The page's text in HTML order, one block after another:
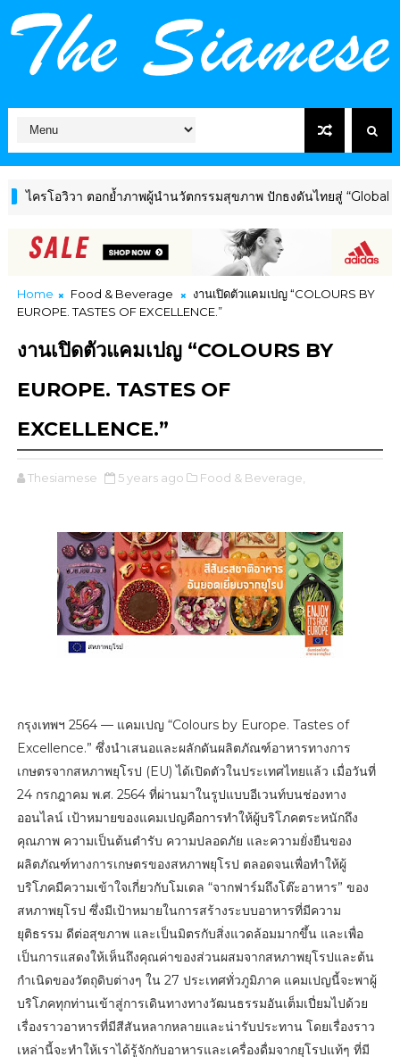
โอวิวา ตอกย้ำภาพผู้นำนวัตกรรมสุขภาพ ปักธงดันไทยสู่ “Global
Home Food & Beverage
งานเปิดตัวแคมเปญ “COLOURS BY
EUROPE. TASTES OF EXCELLENCE.”
งานเปิดตัวแคมเปญ “COLOURS BY
EUROPE. TASTES OF
EXCELLENCE.”
Thesiamese 5 years ago Food & Beverage,
กรุงเทพฯ 2564 — แคมเปญ “Colours by Europe. Tastes of
Excellence.” ซึ่งนำเสนอและผลักดันผลิตภัณฑ์อาหารทางการ
เกษตรจากสหภาพยุโรป (EU) ได้เปิดตัวในประเทศไทยแล้ว เมื่อวันที่
24 กรกฎาคม พ.ศ. 2564 ที่ผ่านมาในรูปแบบอีเวนท์บนช่องทาง
ออนไลน์ เป้าหมายของแคมเปญคือการทำให้ผู้บริโภคตระหนักถึง
คุณภาพ ความเป็นต้นตำรับ ความปลอดภัย และความยั่งยืนของ
ผลิตภัณฑ์ทางการเกษตรของสหภาพยุโรป ตลอดจนเพื่อทำให้ผู้
บริโภคมีความเข้าใจเกี่ยวกับโมเดล “จากฟาร์มถึงโต๊ะอาหาร” ของ
สหภาพยุโรป ซึ่งมีเป้าหมายในการสร้างระบบอาหารที่มีความ
ยุติธรรม ดีต่อสุขภาพ และเป็นมิตรกับสิ่งแวดล้อมมากขึ้น และเพื่อ
เป็นการแสดงให้เห็นถึงคุณค่าของส่วนผสมจากสหภาพยุโรปและต้น
กำเนิดของวัตถุดิบต่างๆ ใน 27 ประเทศทั่วภูมิภาค แคมเปญนี้จะพาผู้
บริโภคทุกท่านเข้าสู่การเดินทางทางวัฒนธรรมอันเต็มเปี่ยมไปด้วย
เรื่องราวอาหารที่มีสีสันหลากหลายและน่ารับประทาน โดยเรื่องราว
เหล่านี้จะทำให้เราได้รู้จักกับอาหารและเครื่องดื่มจากยุโรปแท้ๆ ที่มี